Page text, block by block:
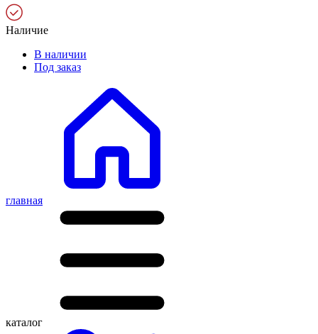
Наличие
В наличии
Под заказ
главная
каталог